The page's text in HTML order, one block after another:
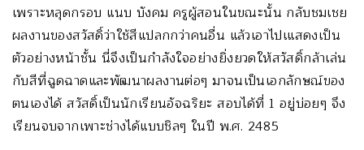
เพราะหลุดกรอบ แนบ บังคม ครูผู้สอนในขณะนั้น กลับชมเชย
ผลงานของสวัสดิ์ว่าใช้สีแปลกกว่าคนอื่น แล้วเอาไปเแสดงเป็น
ตัวอย่างหน้าชั้น นี่จึงเป็นกำลังใจอย่างยิ่งยวดให้สวัสดิ์กล้าเล่น
กับสีที่ฉูดฉาดและพัฒนาผลงานต่อๆ มาจนเป็นเอกลักษณ์ของ
ตนเองได้ สวัสดิ์เป็นนักเรียนอัจฉริยะ สอบได้ที่ 1 อยู่บ่อยๆ จึง
เรียนจบจากเพาะช่างได้แบบชิลๆ ในปี พ.ศ. 2485